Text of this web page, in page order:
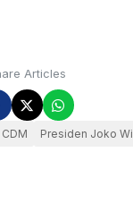
Articles
CDM Presiden Joko